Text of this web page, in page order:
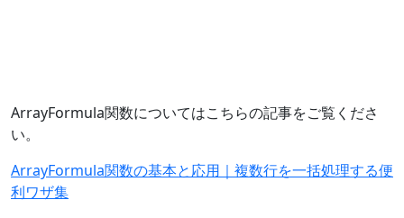
ArrayFormula関数についてはこちらの記事をご覧くださ
い。
ArrayFormula関数の基本と応用｜複数行を一括処理する便
利ワザ集